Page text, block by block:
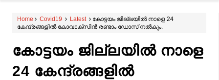
Home Covid19 Latest
കോട്ടയം ജില്ലയിൽ നാളെ 24
കേന്ദ്രങ്ങളില്‍ കോവാക്സിന്‍ രണ്ടാം ഡോസ് നല്‍കും.
കോട്ടയം ജില്ലയിൽ നാളെ
24 കേന്ദ്രങ്ങളില്‍